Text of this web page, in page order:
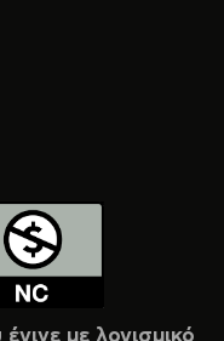
με λογισμικό